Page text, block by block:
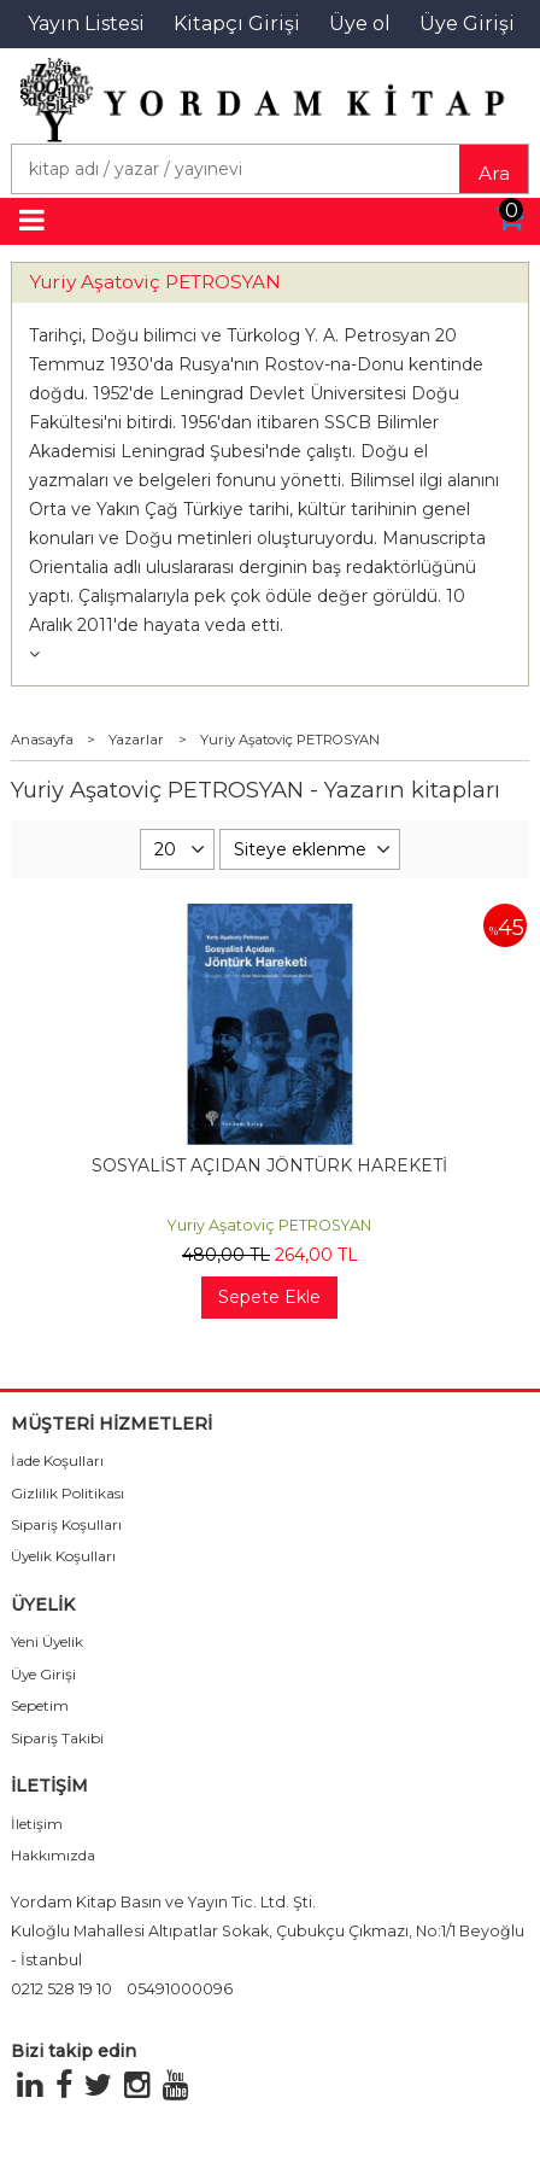
Yayın Listesi Kitapçı Girişi Üye ol Üye Girişi
Ara
0
Yuriy Aşatoviç PETROSYAN
Tarihçi, Doğu bilimci ve Türkolog Y. A. Petrosyan 20
Temmuz 1930'da Rusya'nın Rostov-na-Donu kentinde
doğdu. 1952'de Leningrad Devlet Üniversitesi Doğu
Fakültesi'ni bitirdi. 1956'dan itibaren SSCB Bilimler
Akademisi Leningrad Şubesi'nde çalıştı. Doğu el
yazmaları ve belgeleri fonunu yönetti. Bilimsel ilgi alanını
Orta ve Yakın Çağ Türkiye tarihi, kültür tarihinin genel
konuları ve Doğu metinleri oluşturuyordu. Manuscripta
Orientalia adlı uluslararası derginin baş redaktörlüğünü
yaptı. Çalışmalarıyla pek çok ödüle değer görüldü. 10
Aralık 2011'de hayata veda etti.
Anasayfa > Yazarlar > Yuriy Aşatoviç PETROSYAN
Yuriy Aşatoviç PETROSYAN - Yazarın kitapları
%45
SOSYALİST AÇIDAN JÖNTÜRK HAREKETİ
Yuriy Aşatoviç PETROSYAN
480,00TL 264,00 TL
Sepete Ekle
MÜŞTERİ HİZMETLERİ
İade Koşulları
Gizlilik Politikası
Sipariş Koşulları
Üyelik Koşulları
ÜYELİK
Yeni Üyelik
Üye Girişi
Sepetim
Sipariş Takibi
İLETİŞİM
İletişim
Hakkımızda
Yordam Kitap Basın ve Yayın Tic. Ltd. Şti.
Kuloğlu Mahallesi Altıpatlar Sokak, Çubukçu Çıkmazı, No:1/1 Beyoğlu
- İstanbul
0212 528 19 10
05491000096
Bizi takip edin